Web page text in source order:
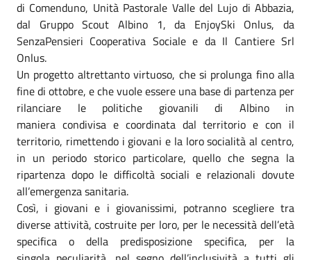
di Comenduno, Unità Pastorale Valle del Lujo di Abbazia,
dal Gruppo Scout Albino 1, da EnjoySki Onlus, da
SenzaPensieri Cooperativa Sociale e da Il Cantiere Srl
Onlus.
Un progetto altrettanto virtuoso, che si prolunga fino alla
fine di ottobre, e che vuole essere una base di partenza per
rilanciare le politiche giovanili di Albino in
maniera condivisa e coordinata dal territorio e con il
territorio, rimettendo i giovani e la loro socialità al centro,
in un periodo storico particolare, quello che segna la
ripartenza dopo le difficoltà sociali e relazionali dovute
all’emergenza sanitaria.
Così, i giovani e i giovanissimi, potranno scegliere tra
diverse attività, costruite per loro, per le necessità dell’età
specifica o della predisposizione specifica, per la